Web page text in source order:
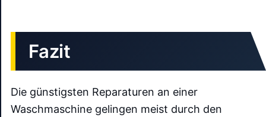
Fazit
Die günstigsten Reparaturen an einer
Waschmaschine gelingen meist durch den